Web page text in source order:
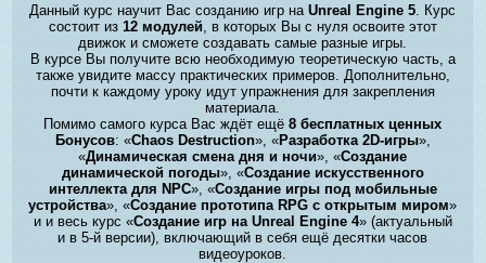
Данный курс научит Вас созданию игр наUnreal Engine 5 . Курс
состоит из 12 модулей, в которых Вы с нуля освоите этот
движок и сможете создавать самые разные игры.
В курсе Вы получите всю необходимую теоретическую часть, а
также увидите массу практических примеров. Дополнительно,
почти к каждому уроку идут упражнения для закрепления
материала.
Помимо самого курса Вас ждёт ещё8 бесплатных ценных
Бонусов: «Chaos Destruction», «Разработка 2D-игры»,
«Динамическая смена дня и ночи», «Создание
динамической погоды», «Создание искусственного
интеллекта для NPC», «Создание игры под мобильные
устройства», «Создание прототипа RPG с открытым миром»
и и весь курс «Создание игр на Unreal Engine 4» (актуальный
и в 5-й версии), включающий в себя ещё десятки часов
видеоуроков.